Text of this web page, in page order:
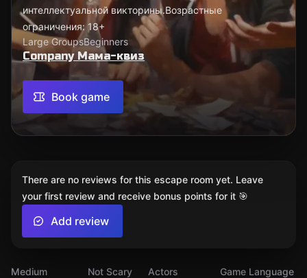
интеллектуальной викторины.Возрастные
ограничения: 18+
Large GroupsBeginners
Company Мама-квиз
Book game
Medium
Not Scary
Actors
Game Language
There are no reviews for this escape room yet. Leave
your first review and receive bonus points for it 🎯
Add review